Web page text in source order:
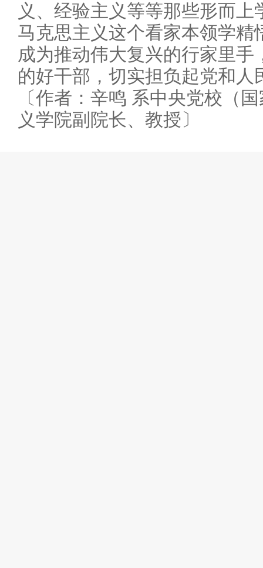
义、经验主义等等那些形而
马克思主义这个看家本领学精
成为推动伟大复兴的行家里手
的好干部，切实担负起党和人
〔作者：辛鸣 系中央党校（
义学院副院长、教授〕